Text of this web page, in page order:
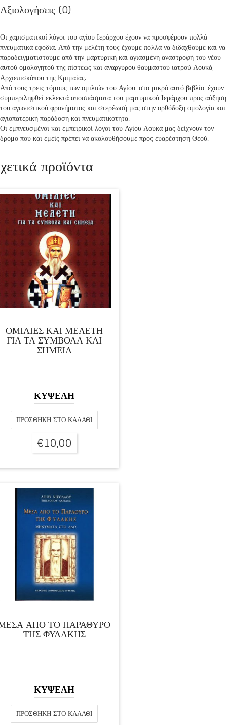
Αξιολογήσεις (0)
Οι χαρισματικοί λόγοι του αγίου Ιεράρχου έχουν να προσφέρουν πολλά
πνευματικά εφόδια. Από την μελέτη τους έχουμε πολλά να διδαχθούμε και να
παραδειγματιστουμε από την μαρτυρική και αγιασμένη αναστροφή του νέου
αυτού ομολογητού της πίστεως και αναργύρου θαυμαστού ιατρού Λουκά,
Αρχιεπισκόπου της Κριμαίας.
Από τους τρεις τόμους των ομιλιών του Αγίου, στο μικρό αυτό βιβλίο, έχουν
συμπεριληφθεί εκλεκτά αποσπάσματα του μαρτυρικού Ιεράρχου προς αύξηση
του αγωνιστικού φρονήματος και στερέωσή μας στην ορθόδοξη ομολογία και
αγιοπατερική παράδοση και πνευματικότητα.
Οι εμπνευσμένοι και εμπειρικοί λόγοι του Αγίου Λουκά μας δείχνουν τον
δρόμο που και εμείς πρέπει να ακολουθήσουμε προς ευαρέστηση Θεού.
προϊόντα
ΟΜΙΛΙΕΣ ΚΑΙ ΜΕΛΕΤΗ
ΓΙΑ ΤΑ ΣΥΜΒΟΛΑ ΚΑΙ
ΣΗΜΕΙΑ
ΚΥΨΕΛΗ
ΠΡΟΣΘΉΚΗ ΣΤΟ ΚΑΛΆΘΙ
€10,00
ΑΠΟ ΤΟ ΠΑΡΑΘΥΡΟ
ΤΗΣ ΦΥΛΑΚΗΣ
ΚΥΨΕΛΗ
ΠΡΟΣΘΉΚΗ ΣΤΟ ΚΑΛΆΘΙ